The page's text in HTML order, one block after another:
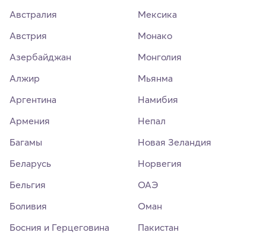
Австралия
Австрия
Азербайджан
Алжир
Аргентина
Армения
Багамы
Беларусь
Бельгия
Боливия
Босния и Герцеговина
Мексика
Монако
Монголия
Мьянма
Намибия
Непал
Новая Зеландия
Норвегия
ОАЭ
Оман
Пакистан